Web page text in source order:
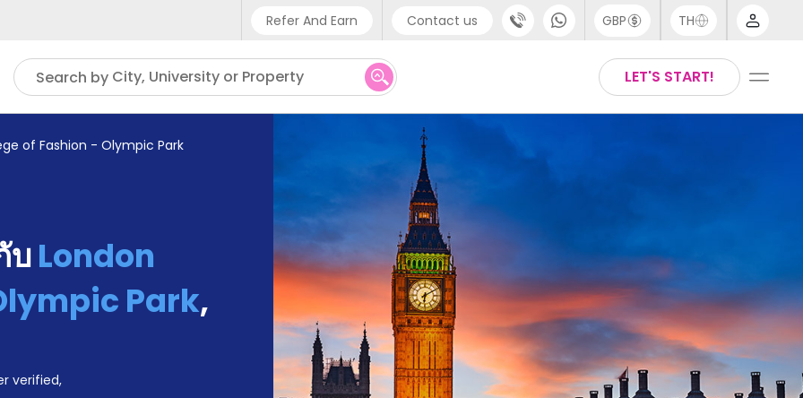
Refer And Earn Contact us
Phone support
UK - +44 (0) 20 3871 8666
IN - +91 (80) 3711 1326
US - +1 (646) 718 6172
GBP TH
LET'S START!
Search by City, University or Property
of Fashion - Olympic Park
บLondon
Park,
verified,